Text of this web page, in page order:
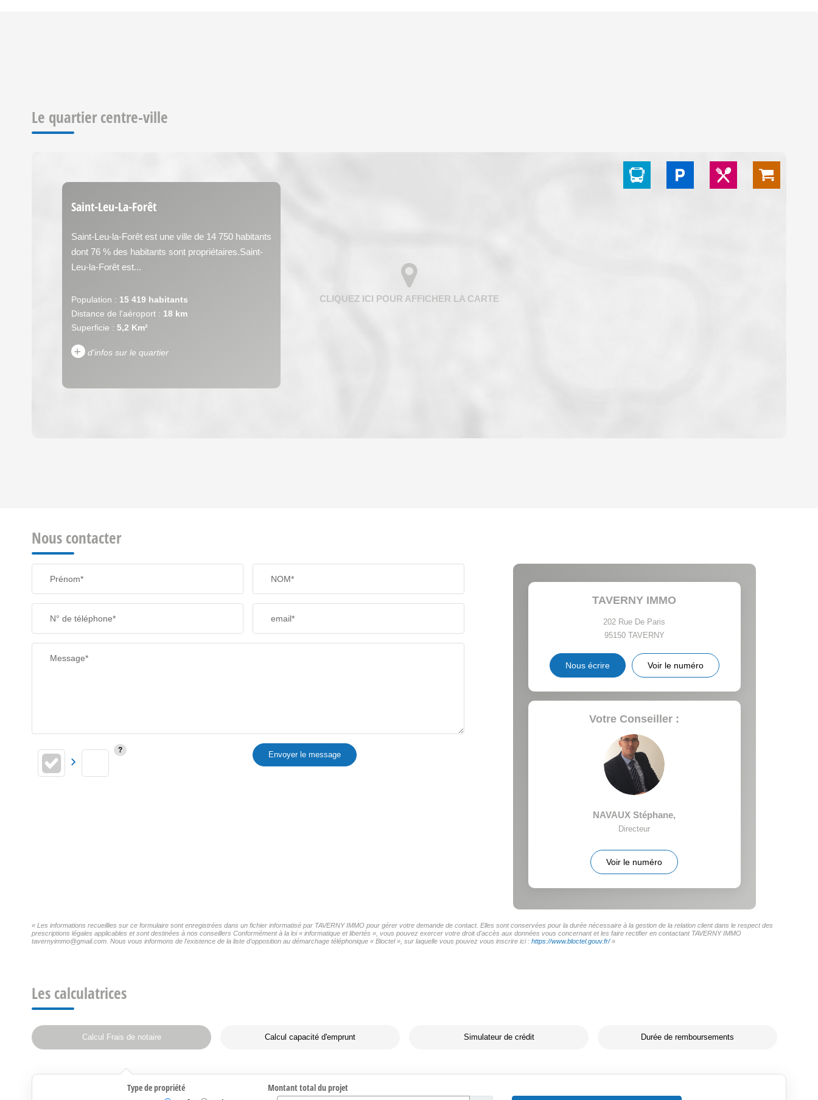
Le quartier centre-ville
Saint-Leu-La-Forêt
Saint-Leu-la-Forêt est une ville de 14 750 habitants
dont 76 % des habitants sont propriétaires.Saint-
Leu-la-Forêt est...
Population : 15 419 habitants
Distance de l'aéroport : 18 km
Superficie : 5,2 Km²
+ d'infos sur le quartier
TAXE FONCIÈRE
SUPERFICIE :
RESTAURANTS ET CAFÉS COMMERCES
Nous contacter
Prénom* NOM*
N° de téléphone* email*
Message*
Envoyer le message
TAVERNY IMMO
202 Rue De Paris
95150 TAVERNY
Nous écrire Voir le numéro
Votre Conseiller :
NAVAUX Stéphane,
Directeur
Voir le numéro
« Les informations recueillies sur ce formulaire sont enregistrées dans un fichier informatisé par TAVERNY IMMO pour gérer votre demande de contact. Elles sont conservées pour la durée nécessaire à la gestion de la relation client dans le respect des
prescriptions légales applicables et sont destinées à nos conseillers Conformément à la loi « informatique et libertés », vous pouvez exercer votre droit d'accès aux données vous concernant et les faire rectifier en contactant TAVERNY IMMO
tavernyimmo@gmail.com. Nous vous informons de l'existence de la liste d'opposition au démarchage téléphonique « Bloctel », sur laquelle vous pouvez vous inscrire ici : https://www.bloctel.gouv.fr/»
Les calculatrices
Calcul Frais de notaire Calcul capacité d'emprunt Simulateur de crédit Durée de remboursements